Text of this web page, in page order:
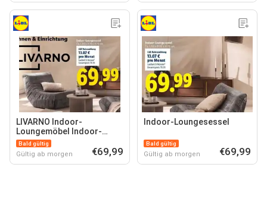
LIVARNO Indoor-
Loungemöbel Indoor-
Loungesessel
Bald gültig
Gültig ab morgen €69,99
Indoor-Loungesessel
Bald gültig
Gültig ab morgen €69,99